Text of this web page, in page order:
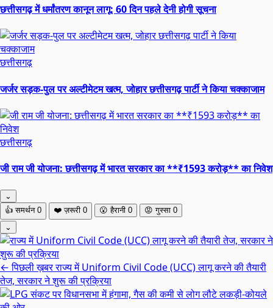
छत्तीसगढ़ में धर्मांतरण कानून लागू: 60 दिन पहले देनी होगी सूचना
छत्तीसगढ़
जर्जर सड़क-पुल पर अल्टीमेटम खत्म, जोहार छत्तीसगढ़ पार्टी ने किया चक्काजाम
छत्तीसगढ़
जी राम जी योजना: छत्तीसगढ़ में भारत सरकार का **₹1593 करोड़** का निवेश
⌄
👍 समर्थन 0 ❤️ ज़रूरी 0 😮 हैरानी 0 😡 गुस्सा 0
⌄
← पिछली ख़बरराज्य में Uniform Civil Code (UCC) लागू करने की तैयारी
तेज, सरकार ने शुरू की प्रक्रिया